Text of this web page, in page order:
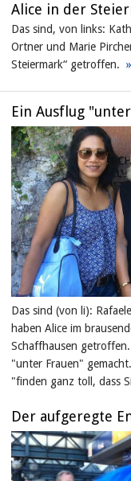
Alice in der
Das sind, von links:
Ortner und Marie
Steiermark“ getroffen.
Ein Ausflug
Das sind (von li):
haben Alice im
Schaffhausen
"unter Frauen"
"finden ganz toll, dass
Der aufgeregte